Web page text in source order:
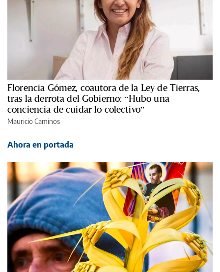
Florencia Gómez, coautora de la Ley de Tierras,
tras la derrota del Gobierno: “Hubo una
conciencia de cuidar lo colectivo”
Mauricio Caminos
Ahora en portada